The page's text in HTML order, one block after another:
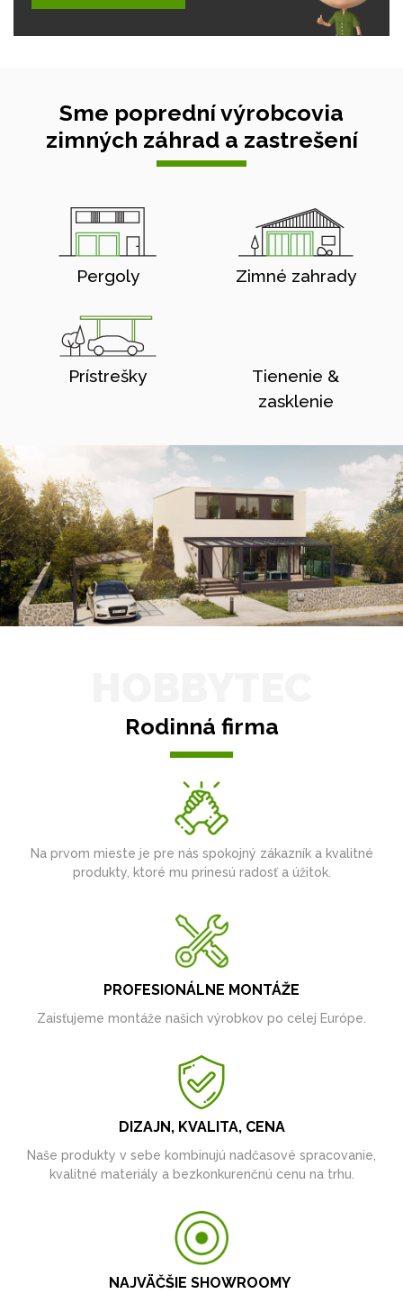
Sme poprední výrobcovia
zimných záhrad a zastrešení
Pergoly Zimné zahrady
Prístrešky
Tienenie &
zasklenie
Rodinná firma
Na prvom mieste je pre nás spokojný zákazník a kvalitné
produkty, ktoré mu prinesú radosť a úžitok.
PROFESIONÁLNE MONTÁŽE
Zaisťujeme montáže našich výrobkov po celej Európe.
DIZAJN, KVALITA, CENA
Naše produkty v sebe kombinujú nadčasové spracovanie,
kvalitné materiály a bezkonkurenčnú cenu na trhu.
NAJVÄČŠIE SHOWROOMY